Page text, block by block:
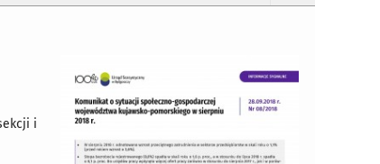
i